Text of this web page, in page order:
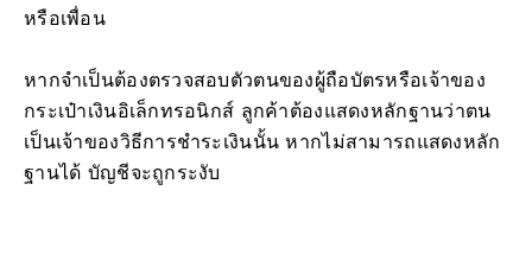
หรือเพื่อน
หากจำเป็นต้องตรวจสอบตัวตนของผู้ถือบัตรหรือเจ้าของ
กระเป๋าเงินอิเล็กทรอนิกส์ ลูกค้าต้องแสดงหลักฐานว่าตน
เป็นเจ้าของวิธีการชำระเงินนั้น หากไม่สามารถแสดงหลัก
ฐานได้ บัญชีจะถูกระงับ